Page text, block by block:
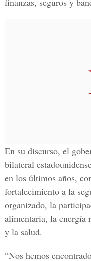
finanzas, seguros y
En su discurso, el
bilateral
en los últimos años,
fortalecimiento a la
organizado, la
alimentaria, la energía
y la salud.
“Nos hemos